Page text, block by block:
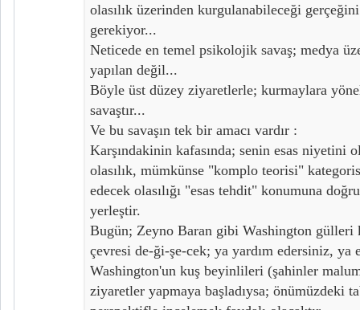
olasılık üzerinden kurgulanabileceği
gerekiyor...
Neticede en temel psikolojik savaş; medya
yapılan değil...
Böyle üst düzey ziyaretlerle; kurmaylara
savaştır...
Ve bu savaşın tek bir amacı vardır :
Karşındakinin kafasında; senin esas niyetini
olasılık, mümkünse "komplo teorisi"
edecek olasılığı "esas tehdit" konumuna
yerleştir.
Bugün; Zeyno Baran gibi Washington
çevresi de-ği-şe-cek; ya yardım edersiniz, ya
Washington'un kuş beyinlileri (şahinler
ziyaretler yapmaya başladıysa; önümüzdeki